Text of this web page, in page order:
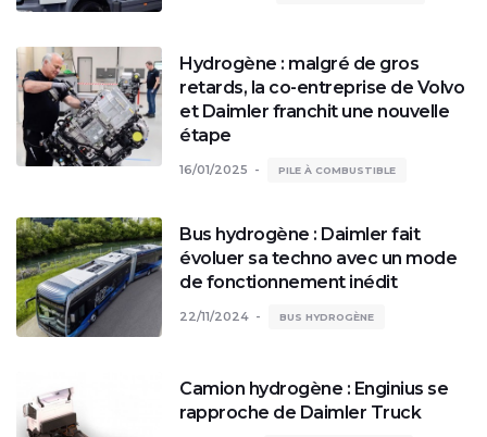
Hydrogène : malgré de gros
retards, la co-entreprise de Volvo
et Daimler franchit une nouvelle
étape
16/01/2025 PILE À COMBUSTIBLE
Bus hydrogène : Daimler fait
évoluer sa techno avec un mode
de fonctionnement inédit
22/11/2024 BUS HYDROGÈNE
Camion hydrogène : Enginius se
rapproche de Daimler Truck